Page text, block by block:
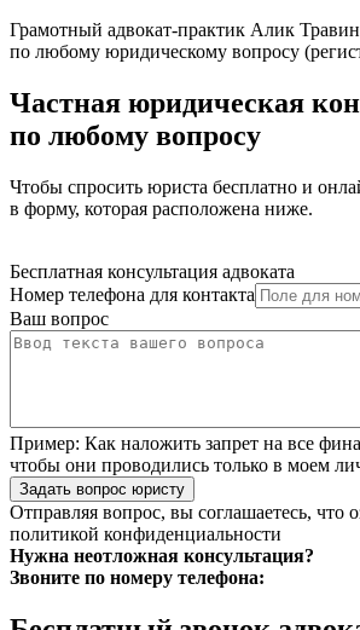
Грамотный адвокат-практик Алик Травин
по любому юридическому вопросу
Частная юридическая
по любому вопросу
Чтобы спросить юриста бесплатно и
в форму, которая расположена ниже.
Бесплатная консультация адвоката
Номер телефона для контакта
Ваш вопрос
Пример: Как наложить запрет на все
чтобы они проводились только в моем
Задать вопрос юристу
Отправляя вопрос, вы соглашаетесь, что
политикой конфиденциальности
Нужна неотложная консультация?
Звоните по номеру телефона: